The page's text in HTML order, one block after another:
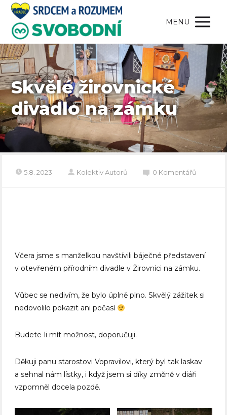
MENU
Skvělé žirovnické
divadlo na zámku
5.8. 2023 Kolektiv Autorů 0 Komentářů
Včera jsme s manželkou navštívili báječné představení
v otevřeném přírodním divadle v Žirovnici na zámku.
Vůbec se nedivím, že bylo úplně plno. Skvělý zážitek si
nedovolilo pokazit ani počasí
Budete-li mít možnost, doporučuji.
Děkuji panu starostovi Vopravilovi, který byl tak laskav
a sehnal nám lístky, i když jsem si díky změně v diáři
vzpomněl docela pozdě.